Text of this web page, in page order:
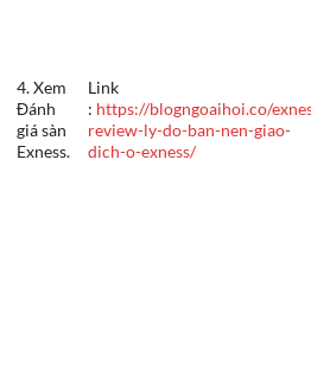
4. Xem
Đánh
giá sàn
Exness.
Link
: https://blogngoaihoi.co/
review-ly-do-ban-nen-giao-
dich-o-exness/